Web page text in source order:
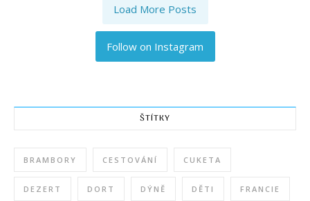
Load More Posts
Follow on Instagram
ŠTÍTKY
BRAMBORY CESTOVÁNÍ CUKETA
DEZERT DORT DÝNĚ DĚTI FRANCIE